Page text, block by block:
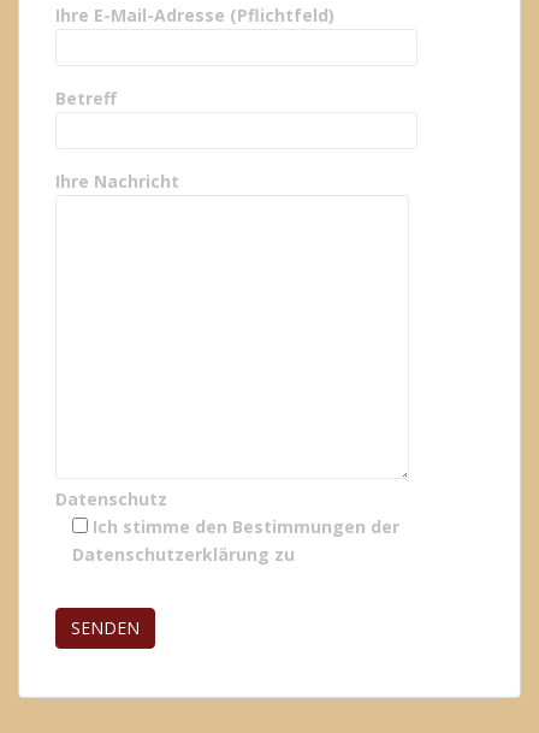
Ihre E-Mail-Adresse (Pflichtfeld)
Betreff
Ihre Nachricht
Datenschutz
Ich stimme den Bestimmungen der
Datenschutzerklärung zu